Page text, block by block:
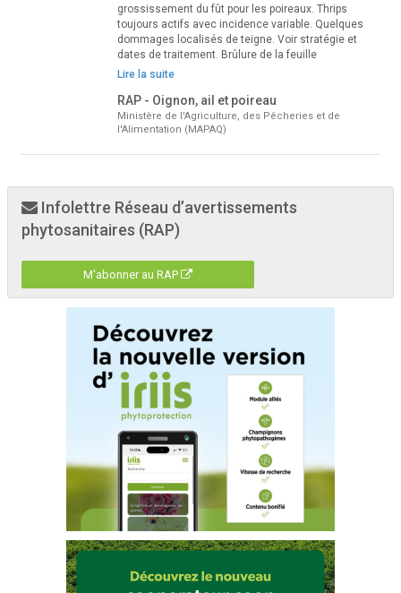
grossissement du fût pour les poireaux. Thrips
toujours actifs avec incidence variable. Quelques
dommages localisés de teigne. Voir stratégie et
dates de traitement. Brûlure de la feuille
Lire la suite
RAP - Oignon, ail et poireau
Ministère de l'Agriculture, des Pêcheries et de
l'Alimentation (MAPAQ)
Infolettre Réseau d’avertissements
phytosanitaires (RAP)
M'abonner au RAP